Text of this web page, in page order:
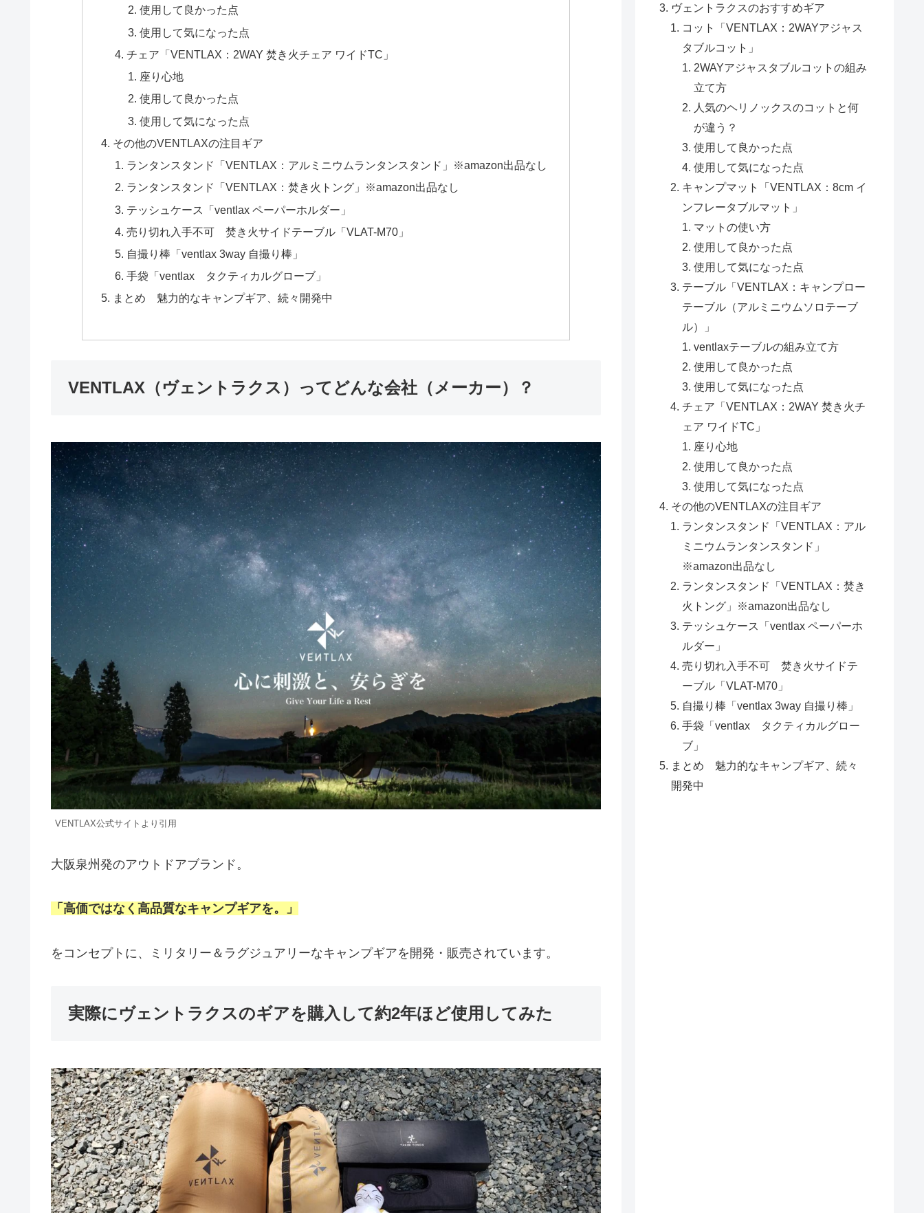
使用して良かった点
使用して気になった点
チェア「VENTLAX：2WAY 焚き火チェア ワイドTC」
座り心地
使用して良かった点
使用して気になった点
その他のVENTLAXの注目ギア
ランタンスタンド「VENTLAX：アルミニウムランタンスタンド」※amazon出品なし
ランタンスタンド「VENTLAX：焚き火トング」※amazon出品なし
テッシュケース「ventlax ペーパーホルダー」
売り切れ入手不可 焚き火サイドテーブル「VLAT-M70」
自撮り棒「ventlax 3way 自撮り棒」
手袋「ventlax タクティカルグローブ」
まとめ 魅力的なキャンプギア、続々開発中
VENTLAX（ヴェントラクス）ってどんな会社（メーカー）？
VENTLAX公式サイトより引用
大阪泉州発のアウトドアブランド。
「高価ではなく高品質なキャンプギアを。」
をコンセプトに、ミリタリー＆ラグジュアリーなキャンプギアを開発・販売されています。
実際にヴェントラクスのギアを購入して約2年ほど使用してみた
ヴェントラクスのおすすめギア
コット「VENTLAX：2WAYアジャス
タブルコット」
2WAYアジャスタブルコットの組み
立て方
人気のヘリノックスのコットと何
が違う？
使用して良かった点
使用して気になった点
キャンプマット「VENTLAX：8cm イ
ンフレータブルマット」
マットの使い方
使用して良かった点
使用して気になった点
テーブル「VENTLAX：キャンプロー
テーブル（アルミニウムソロテーブ
ル）」
ventlaxテーブルの組み立て方
使用して良かった点
使用して気になった点
チェア「VENTLAX：2WAY 焚き火チ
ェア ワイドTC」
座り心地
使用して良かった点
使用して気になった点
その他のVENTLAXの注目ギア
ランタンスタンド「VENTLAX：アル
ミニウムランタンスタンド」
※amazon出品なし
ランタンスタンド「VENTLAX：焚き
火トング」※amazon出品なし
テッシュケース「ventlax ペーパーホ
ルダー」
売り切れ入手不可 焚き火サイドテ
ーブル「VLAT-M70」
自撮り棒「ventlax 3way 自撮り棒」
手袋「ventlax タクティカルグロー
ブ」
まとめ 魅力的なキャンプギア、続々
開発中